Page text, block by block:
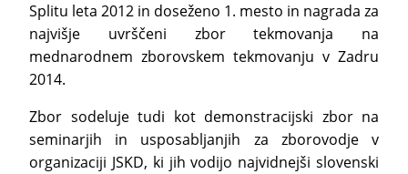
Splitu leta 2012 in doseženo 1. mesto in nagrada za
najvišje uvrščeni zbor tekmovanja na
mednarodnem zborovskem tekmovanju v Zadru
2014.
Zbor sodeluje tudi kot demonstracijski zbor na
seminarjih in usposabljanjih za zborovodje v
organizaciji JSKD, ki jih vodijo najvidnejši slovenski